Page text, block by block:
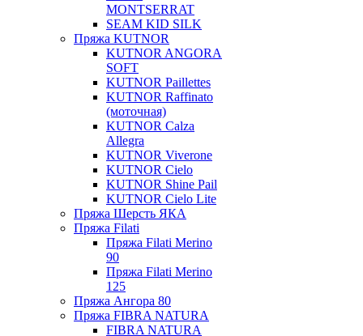
MONTSERRAT
SEAM KID SILK
Пряжа KUTNOR
KUTNOR ANGORA
SOFT
KUTNOR Paillettes
KUTNOR Raffinato
(моточная)
KUTNOR Calza
Allegra
KUTNOR Viverone
KUTNOR Cielo
KUTNOR Shine Pail
KUTNOR Cielo Lite
Пряжа Шерсть ЯКА
Пряжа Filati
Пряжа Filati Merino
90
Пряжа Filati Merino
125
Пряжа Ангора 80
Пряжа FIBRA NATURA
FIBRA NATURA